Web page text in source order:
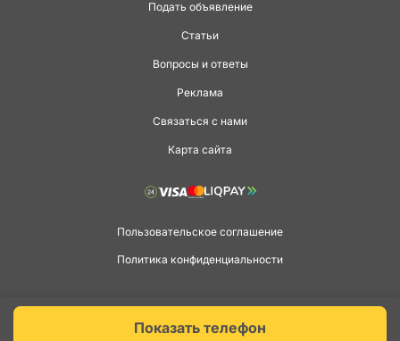
Показать телефон
Подать объявление
Статьи
Вопросы и ответы
Реклама
Связаться с нами
Карта сайта
Пользовательское соглашение
Политика конфиденциальности